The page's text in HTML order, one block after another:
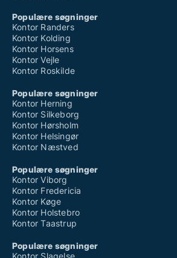
Populære søgninger
Kontor Randers
Kontor Kolding
Kontor Horsens
Kontor Vejle
Kontor Roskilde
Populære søgninger
Kontor Herning
Kontor Silkeborg
Kontor Hørsholm
Kontor Helsingør
Kontor Næstved
Populære søgninger
Kontor Viborg
Kontor Fredericia
Kontor Køge
Kontor Holstebro
Kontor Taastrup
Populære søgninger
Kontor Slagelse